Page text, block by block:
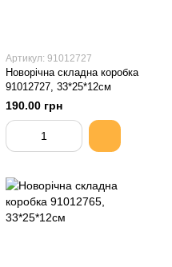
Артикул: 91012727
Новорічна складна коробка
91012727, 33*25*12см
190.00 грн